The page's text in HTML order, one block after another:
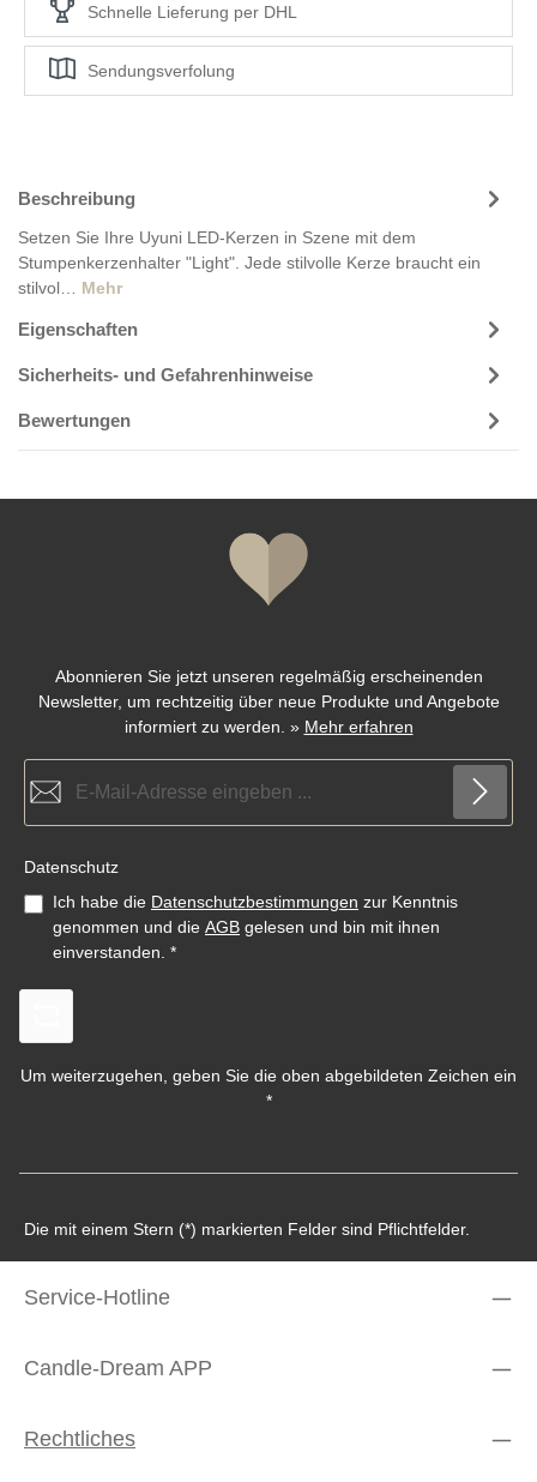
Schnelle Lieferung per DHL
Sendungsverfolung
Beschreibung
Setzen Sie Ihre Uyuni LED-Kerzen in Szene mit dem
Stumpenkerzenhalter "Light". Jede stilvolle Kerze braucht ein
stilvol… Mehr
Eigenschaften
Sicherheits- und Gefahrenhinweise
Bewertungen
Abonnieren Sie jetzt unseren regelmäßig erscheinenden
Newsletter, um rechtzeitig über neue Produkte und Angebote
informiert zu werden. » Mehr erfahren
Datenschutz
Ich habe die Datenschutzbestimmungen zur Kenntnis
genommen und die AGB gelesen und bin mit ihnen
einverstanden. *
Um weiterzugehen, geben Sie die oben abgebildeten Zeichen ein
*
Die mit einem Stern (*) markierten Felder sind Pflichtfelder.
Service-Hotline
Candle-Dream APP
Rechtliches